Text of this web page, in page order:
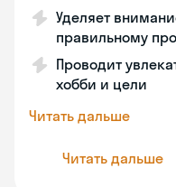
Уделяет
правильному
Проводит
хобби и цели
Читать дальше
Читать дальше